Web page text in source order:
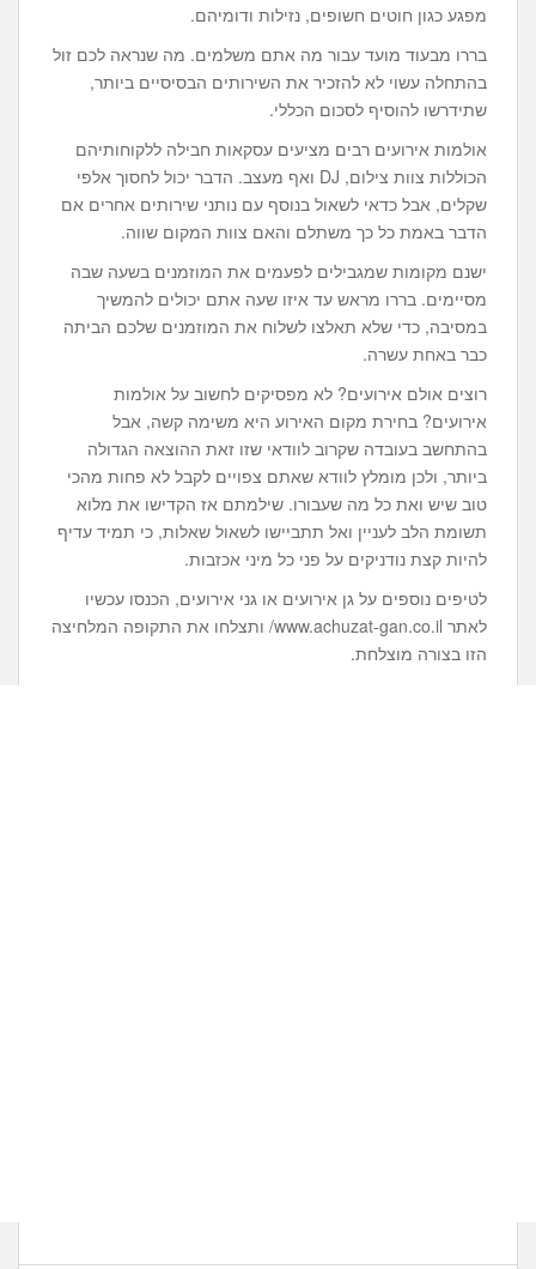
מפגע כגון חוטים חשופים, נזילות ודומיהם.
בררו מבעוד מועד עבור מה אתם משלמים. מה שנראה לכם זול
בהתחלה עשוי לא להזכיר את השירותים הבסיסיים ביותר,
שתידרשו להוסיף לסכום הכללי.
אולמות אירועים רבים מציעים עסקאות חבילה ללקוחותיהם
הכוללות צוות צילום, DJ ואף מעצב. הדבר יכול לחסוך אלפי
שקלים, אבל כדאי לשאול בנוסף עם נותני שירותים אחרים אם
הדבר באמת כל כך משתלם והאם צוות המקום שווה.
ישנם מקומות שמגבילים לפעמים את המוזמנים בשעה שבה
מסיימים. בררו מראש עד איזו שעה אתם יכולים להמשיך
במסיבה, כדי שלא תאלצו לשלוח את המוזמנים שלכם הביתה
כבר באחת עשרה.
רוצים אולם אירועים? לא מפסיקים לחשוב על אולמות
אירועים? בחירת מקום האירוע היא משימה קשה, אבל
בהתחשב בעובדה שקרוב לוודאי שזו זאת ההוצאה הגדולה
ביותר, ולכן מומלץ לוודא שאתם צפויים לקבל לא פחות מהכי
טוב שיש ואת כל מה שעבורו. שילמתם אז הקדישו את מלוא
תשומת הלב לעניין ואל תתביישו לשאול שאלות, כי תמיד עדיף
להיות קצת נודניקים על פני כל מיני אכזבות.
לטיפים נוספים על גן אירועים או גני אירועים, הכנסו עכשיו
לאתר www.achuzat-gan.co.il/ ותצלחו את התקופה המלחיצה
הזו בצורה מוצלחת.